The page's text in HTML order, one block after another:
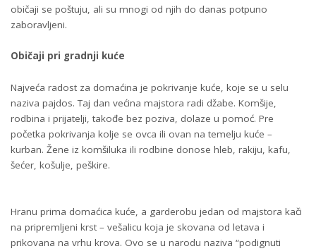
običaji se poštuju, ali su mnogi od njih do danas potpuno
zaboravljeni.
Običaji pri gradnji kuće
Najveća radost za domaćina je pokrivanje kuće, koje se u selu
naziva pajdos. Taj dan većina majstora radi džabe. Komšije,
rodbina i prijatelji, takođe bez poziva, dolaze u pomoć. Pre
početka pokrivanja kolje se ovca ili ovan na temelju kuće –
kurban. Žene iz komšiluka ili rodbine donose hleb, rakiju, kafu,
šećer, košulje, peškire.
Hranu prima domaćica kuće, a garderobu jedan od majstora kači
na pripremljeni krst – vešalicu koja je skovana od letava i
prikovana na vrhu krova. Ovo se u narodu naziva “podignuti